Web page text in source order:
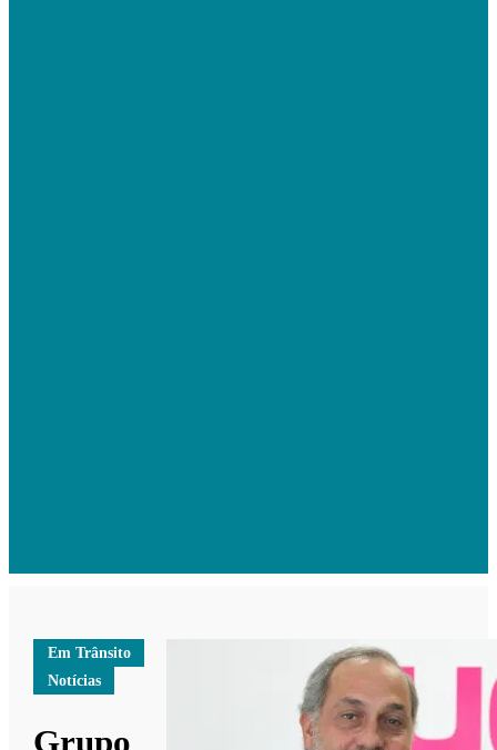
Em Trânsito
Notícias
Grupo